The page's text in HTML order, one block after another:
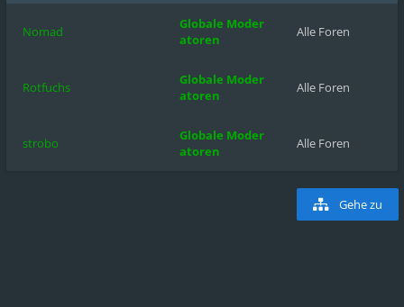
Nomad
Globale Moder
atoren
Alle Foren
Rotfuchs
Globale Moder
atoren
Alle Foren
strobo
Globale Moder
atoren
Alle Foren
Gehe zu